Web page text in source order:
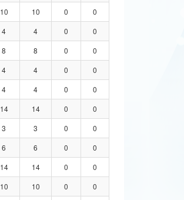
10 10 0
0
4 4 0
0
8 8 0
0
4 4 0
0
4 4 0
0
14 14 0
0
3 3 0
0
6 6 0
0
14 14 0
0
10 10 0
0